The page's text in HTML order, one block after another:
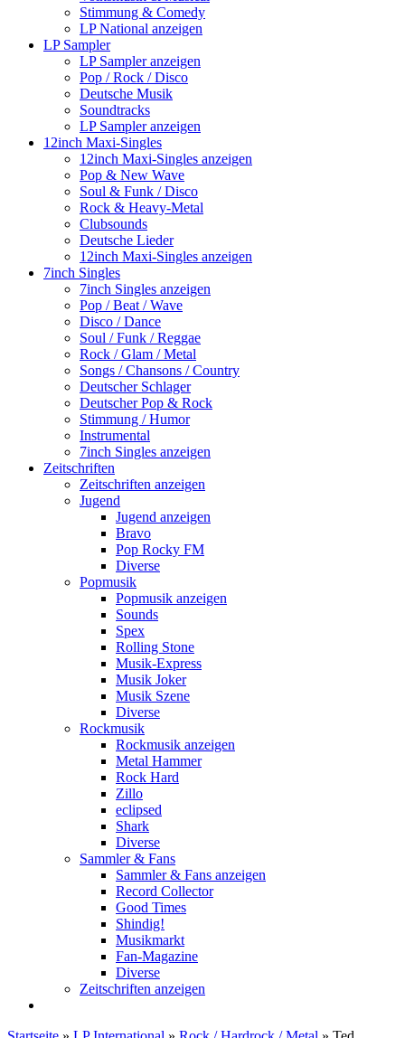
Stimmung & Comedy
LP National anzeigen
LP Sampler
LP Sampler anzeigen
Pop / Rock / Disco
Deutsche Musik
Soundtracks
LP Sampler anzeigen
12inch Maxi-Singles
12inch Maxi-Singles anzeigen
Pop & New Wave
Soul & Funk / Disco
Rock & Heavy-Metal
Clubsounds
Deutsche Lieder
12inch Maxi-Singles anzeigen
7inch Singles
7inch Singles anzeigen
Pop / Beat / Wave
Disco / Dance
Soul / Funk / Reggae
Rock / Glam / Metal
Songs / Chansons / Country
Deutscher Schlager
Deutscher Pop & Rock
Stimmung / Humor
Instrumental
7inch Singles anzeigen
Zeitschriften
Zeitschriften anzeigen
Jugend
Jugend anzeigen
Bravo
Pop Rocky FM
Diverse
Popmusik
Popmusik anzeigen
Sounds
Spex
Rolling Stone
Musik-Express
Musik Joker
Musik Szene
Diverse
Rockmusik
Rockmusik anzeigen
Metal Hammer
Rock Hard
Zillo
eclipsed
Shark
Diverse
Sammler & Fans
Sammler & Fans anzeigen
Record Collector
Good Times
Shindig!
Musikmarkt
Fan-Magazine
Diverse
Zeitschriften anzeigen